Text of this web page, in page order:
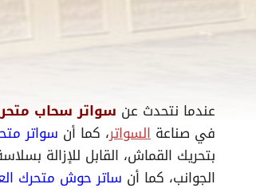
عندما نتحدث عن سواتر سحاب
في صناعة السواتر، كما أن سواتر
بتحريك القماش، القابل للإزالة
الجوانب، كما أن ساتر حوش متحرك